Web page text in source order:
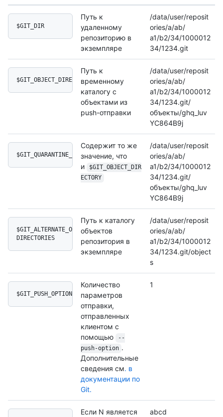
$GIT_DIR
Путь к
удаленному
репозиторию в
экземпляре
/data/user/reposit
ories/a/ab/
a1/b2/34/1000012
34/1234.git
$GIT_OBJECT_DIRECTORY
Путь к
временному
каталогу с
объектами из
push-отправки
/data/user/reposit
ories/a/ab/
a1/b2/34/1000012
34/1234.git/
объекты/ghq_luv
YC864B9j
$GIT_QUARANTINE_PATH
Содержит то же
значение, что
и
$GIT_OBJECT_DIR
ECTORY
/data/user/reposit
ories/a/ab/
a1/b2/34/1000012
34/1234.git/
объекты/ghq_luv
YC864B9j
$GIT_ALTERNATE_OBJECT_
DIRECTORIES
Путь к каталогу
объектов
репозитория в
экземпляре
/data/user/reposit
ories/a/ab/
a1/b2/34/1000012
34/1234.git/object
s
$GIT_PUSH_OPTION_COUNT
Количество
параметров
отправки,
отправленных
клиентом с
помощью
--
push-option .
Дополнительные
сведения см. в
документации по
Git.
1
Если N является
abcd